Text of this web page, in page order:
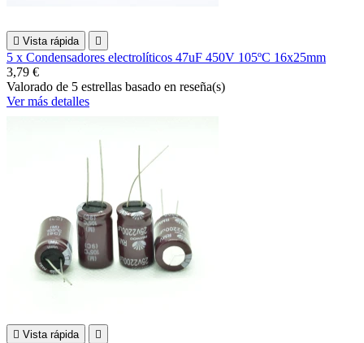
 Vista rápida 
5 x Condensadores electrolíticos 47uF 450V 105ºC 16x25mm
3,79 €
Valorado de 5 estrellas basado en reseña(s)
Ver más detalles
 Vista rápida 